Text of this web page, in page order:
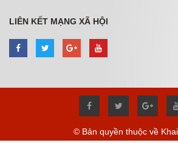
LIÊN KẾT MẠNG XÃ HỘI
© Bản quyền thuộc về